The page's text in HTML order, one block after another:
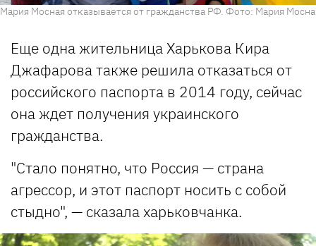
Мария Мосная отказывается от гражданства РФ. Фото: Мария Мосна
Еще одна жительница Харькова Кира
Джафарова также решила отказаться от
российского паспорта в 2014 году, сейчас
она ждет получения украинского
гражданства.
"Стало понятно, что Россия — страна
агрессор, и этот паспорт носить с собой
стыдно", — сказала харьковчанка.